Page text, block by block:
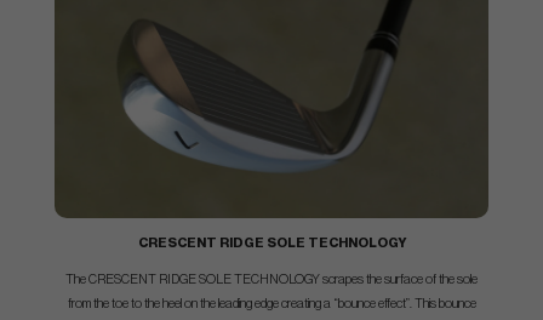
CRESCENT RIDGE SOLE TECHNOLOGY
The CRESCENT RIDGE SOLE TECHNOLOGY scrapes the surface of the sole
from the toe to the heel on the leading edge creating a “bounce effect”. This bounce